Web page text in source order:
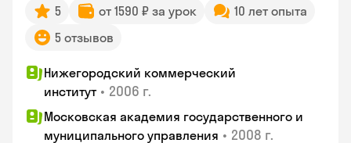
5 от 1590 ₽ за урок
10 лет опыта
5 отзывов
Нижегородский коммерческий
институт • 2006 г.
Московская академия государственного и
муниципального управления • 2008 г.